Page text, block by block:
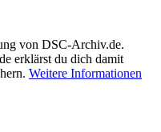
von DSC-Archiv.de.
erklärst du dich damit
Weitere Informationen